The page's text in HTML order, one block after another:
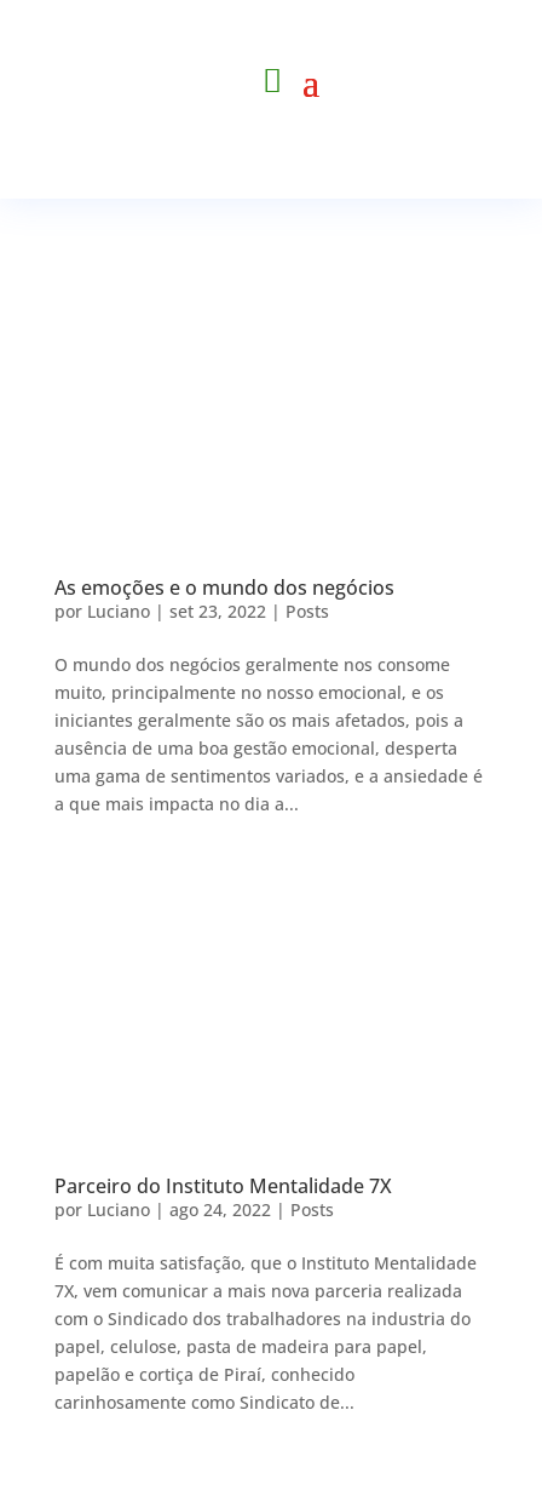
As emoções e o mundo dos negócios
por Luciano| set 23, 2022| Posts
O mundo dos negócios geralmente nos consome
muito, principalmente no nosso emocional, e os
iniciantes geralmente são os mais afetados, pois a
ausência de uma boa gestão emocional, desperta
uma gama de sentimentos variados, e a ansiedade é
a que mais impacta no dia a...
Parceiro do Instituto Mentalidade 7X
por Luciano| ago 24, 2022| Posts
É com muita satisfação, que o Instituto Mentalidade
7X, vem comunicar a mais nova parceria realizada
com o Sindicado dos trabalhadores na industria do
papel, celulose, pasta de madeira para papel,
papelão e cortiça de Piraí, conhecido
carinhosamente como Sindicato de...